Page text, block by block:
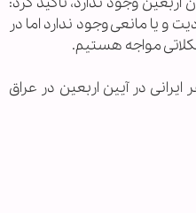
و یا مانعی وجود ندارد اما در
مواجه هستیم.
در آیین اربعین در عراق